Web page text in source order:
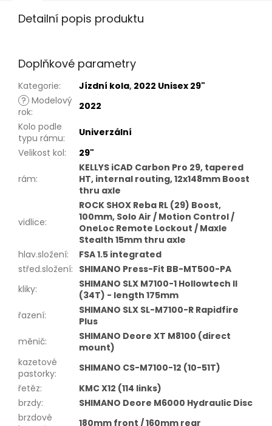
Detailní popis produktu
Doplňkové parametry
Kategorie: Jízdní kola, 2022 Unisex 29"
? Modelový
rok:
2022
Kolo podle
typu rámu:
Univerzální
Velikost kol: 29"
rám:
KELLYS iCAD Carbon Pro 29, tapered
HT, internal routing, 12x148mm Boost
thru axle
vidlice:
ROCK SHOX Reba RL (29) Boost,
100mm, Solo Air / Motion Control /
OneLoc Remote Lockout / Maxle
Stealth 15mm thru axle
hlav.složení:
FSA 1.5 integrated
střed.složení: SHIMANO Press-Fit BB-MT500-PA
kliky:
SHIMANO SLX M7100-1 Hollowtech II
(34T) - length 175mm
řazení:
SHIMANO SLX SL-M7100-R Rapidfire
Plus
měnič:
SHIMANO Deore XT M8100 (direct
mount)
kazetové
pastorky:
SHIMANO CS-M7100-12 (10-51T)
řetěz:
KMC X12 (114 links)
brzdy:
SHIMANO Deore M6000 Hydraulic Disc
brzdové
180mm front / 160mm rear